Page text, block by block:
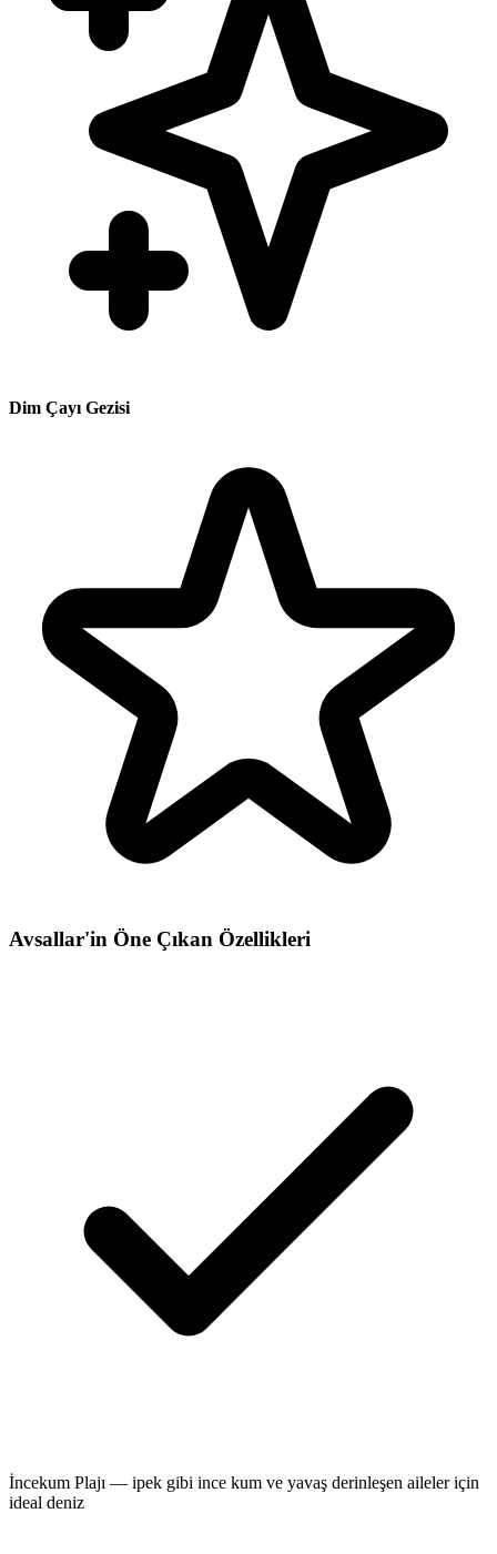
Dim Çayı Gezisi
Avsallar'in Öne Çıkan Özellikleri
İncekum Plajı — ipek gibi ince kum ve yavaş derinleşen aileler için
ideal deniz